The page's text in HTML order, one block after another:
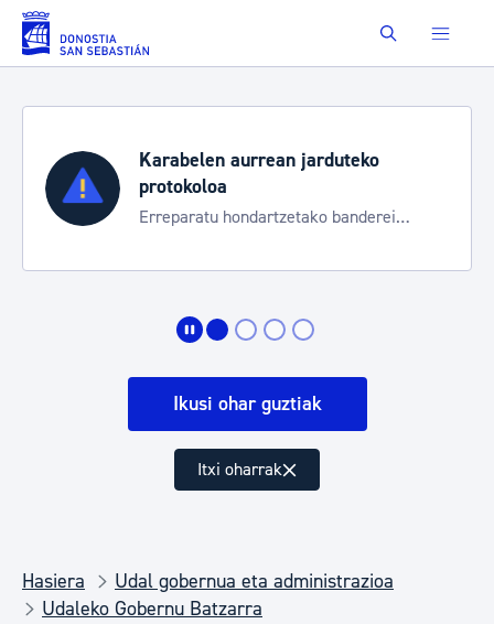
Eduki nagusira joan Buscar
Karabelen aurrean jarduteko
protokoloa
Erreparatu hondartzetako banderei
Ikusi ohar guztiak
Itxi oharrak
Hasiera
Udal gobernua eta administrazioa
Udaleko Gobernu Batzarra